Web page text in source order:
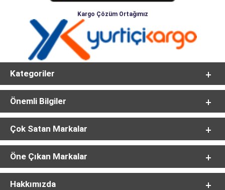
Kargo Çözüm Ortağımız
Kategoriler
Önemli Bilgiler
Çok Satan Markalar
Öne Çıkan Markalar
Hakkımızda